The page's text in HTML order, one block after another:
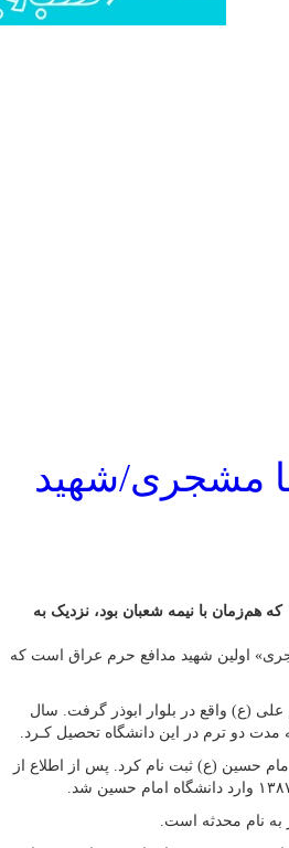
مشجری/شهید
شهید علیرضا مشجری در بیست و سومین روز از خرداد ۱۳۹۳ که هم‌زمان با نیمه شعبان بود، نزدیک به
اولین شهید مدافع حرم عراق است که
(ع) واقع در بلوار ابوذر گرفت. سال
حسین (ع) ثبت نام کرد. پس از اطلاع از